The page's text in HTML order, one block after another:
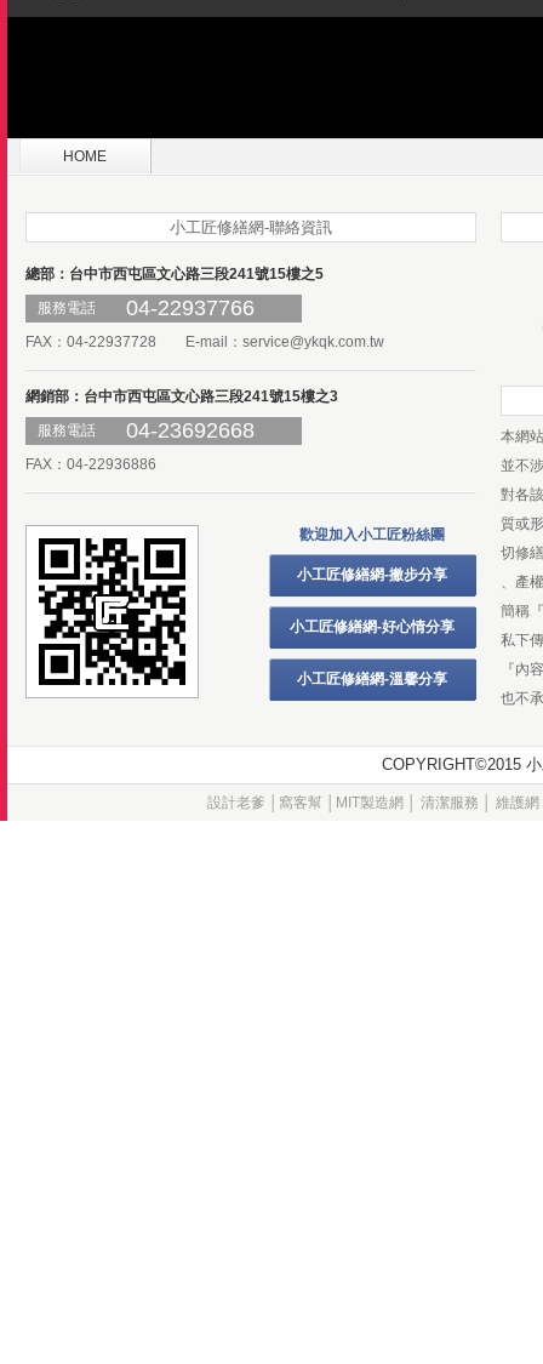
HOME
小工匠修繕網-聯絡資訊
總部：台中市西屯區文心路三段241號15樓之5
服務電話
04-22937766
FAX：04-22937728 E-mail： service@ykqk.com.tw
網銷部：台中市西屯區文心路三段241號15樓之3
服務電話
04-23692668
FAX：04-22936886
歡迎加入小工匠粉絲團
小工匠修繕網-撇步分享
小工匠修繕網-好心情分享
小工匠修繕網-溫馨分享
本網
並不
對各
質或
切修
、產
簡稱
私下
『內
也不
設計老爹 窩客幫│ MIT製造網 清潔服務 維護網